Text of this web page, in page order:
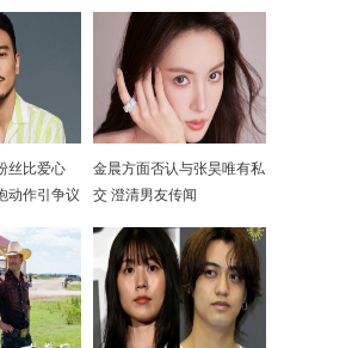
丝比爱心
动作引争议
金晨方面否认与张昊唯有私
交 澄清男友传闻